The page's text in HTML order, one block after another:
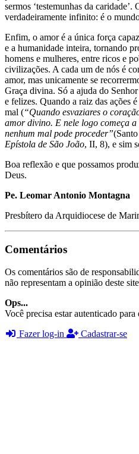
sermos ‘testemunhas da
verdadeiramente infinito: é o
Enfim, o amor é a única força
e a humanidade inteira, tornando
homens e mulheres, entre ricos e
civilizações. A cada um de nós é
amor, mas unicamente se
Graça divina. Só a ajuda do
e felizes. Quando a raiz das ações
mal (“Quando esvaziares o
amor divino. E nele logo começa
nenhum mal pode proceder”
Epístola de São João, II, 8), e sim
Boa reflexão e que possamos
Deus.
Pe. Leomar Antonio Montagna
Presbítero da Arquidiocese de
Comentários
Os comentários são de
não representam a opinião deste
Ops...
Você precisa estar autenticado
Fazer log-in
Cadastrar-se